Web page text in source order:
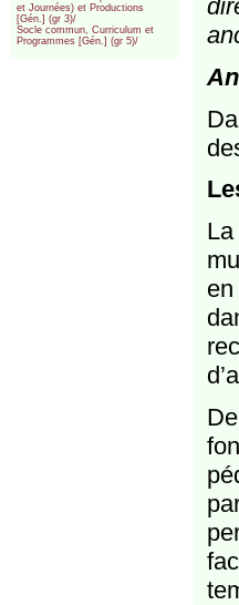
et Journées) et Productions
[Gén.] (gr 3)/
Socle commun, Curriculum et
Programmes [Gén.] (gr 5)/